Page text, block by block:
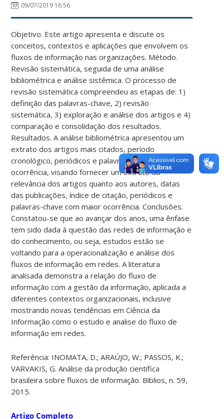
09/07/2019 16:56
Objetivo. Este artigo apresenta e discute os
conceitos, contextos e aplicações que envolvem os
fluxos de informação nas organizações. Método.
Revisão sistemática, seguida de uma análise
bibliométrica e análise sistêmica. O processo de
revisão sistemática compreendeu as etapas de: 1)
definição das palavras-chave, 2) revisão
sistemática, 3) exploração e análise dos artigos e 4)
comparação e consolidação dos resultados.
Resultados. A análise bibliométrica apresentou um
extrato dos artigos mais citados, período
cronológico, periódicos e palavras-chave de maior
ocorrência, visando fornecer um extrato da
relevância dos artigos quanto aos autores, datas
das publicações, índice de citação, periódicos e
palavras-chave com maior ocorrência. Conclusões.
Constatou-se que ao avançar dos anos, uma ênfase
tem sido dada à questão das redes de informação e
do conhecimento, ou seja, estudos estão se
voltando para a operacionalização e análise dos
fluxos de informação em redes. A literatura
analisada demonstra a relação do fluxo de
informação com a gestão da informação, aplicada a
diferentes contextos organizacionais, inclusive
mostrando novas tendências em Ciência da
Informação como o estudo e analise do fluxo de
informação em redes.
Referência: INOMATA, D.; ARAÚJO, W.; PASSOS, K.;
VARVAKIS, G. Análise da produção científica
brasileira sobre fluxos de informação. Biblios, n. 59,
2015.
Artigo Completo